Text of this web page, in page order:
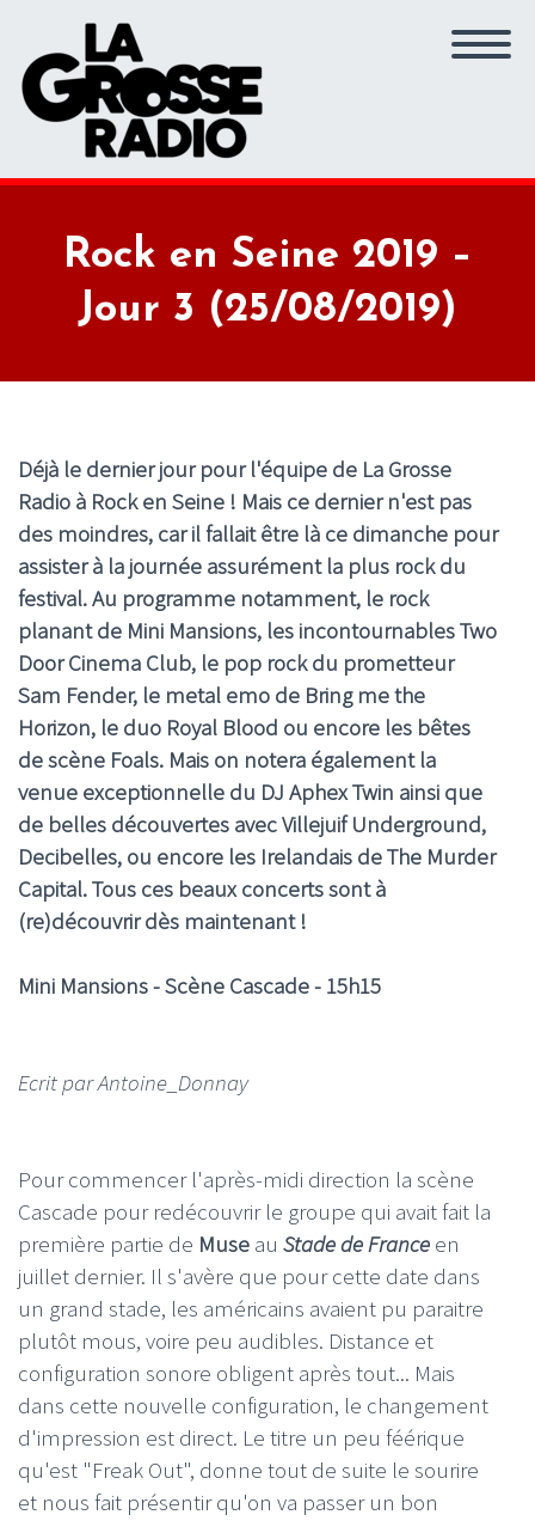
Rock en Seine 2019 –
Jour 3 (25/08/2019)
Déjà le dernier jour pour l'équipe de La Grosse
Radio à Rock en Seine ! Mais ce dernier n'est pas
des moindres, car il fallait être là ce dimanche pour
assister à la journée assurément la plus rock du
festival. Au programme notamment, le rock
planant de Mini Mansions, les incontournables Two
Door Cinema Club, le pop rock du prometteur
Sam Fender, le metal emo de Bring me the
Horizon, le duo Royal Blood ou encore les bêtes
de scène Foals. Mais on notera également la
venue exceptionnelle du DJ Aphex Twin ainsi que
de belles découvertes avec Villejuif Underground,
Decibelles, ou encore les Irelandais de The Murder
Capital. Tous ces beaux concerts sont à
(re)découvrir dès maintenant !
Mini Mansions - Scène Cascade - 15h15
Ecrit par Antoine_Donnay
Pour commencer l'après-midi direction la scène
Cascade pour redécouvrir le groupe qui avait fait la
première partie de Muse au Stade de France en
juillet dernier. Il s'avère que pour cette date dans
un grand stade, les américains avaient pu paraitre
plutôt mous, voire peu audibles. Distance et
configuration sonore obligent après tout... Mais
dans cette nouvelle configuration, le changement
d'impression est direct. Le titre un peu féérique
qu'est "Freak Out", donne tout de suite le sourire
et nous fait présentir qu'on va passer un bon